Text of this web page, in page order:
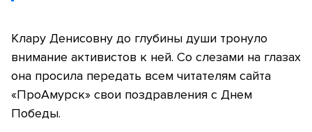
Клару Денисовну до глубины души тронуло
внимание активистов к ней. Со слезами на глазах
она просила передать всем читателям сайта
«ПроАмурск» свои поздравления с Днем
Победы.